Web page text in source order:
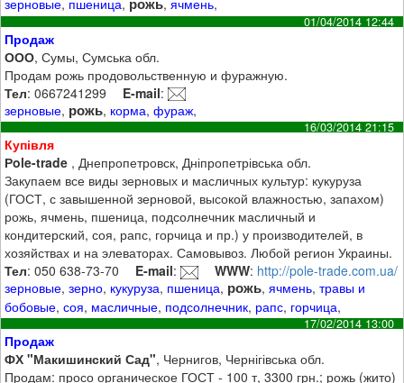
01/04/2014 12:44
Продаж
ООО, Сумы, Сумська обл.
Продам рожь продовольственную и фуражную.
Тел: 0667241299 E-mail:
зерновые, рожь, корма,фураж,
16/03/2014 21:15
Купівля
Рole-trade , Днепропетровск, Дніпропетрівська обл.
Закупаем все виды зерновых и масличных культур: кукуруза
(ГОСТ, с завышенной зерновой, высокой влажностью, запахом)
рожь, ячмень, пшеница, подсолнечник масличный и
кондитерский, соя, рапс, горчица и пр.) у производителей, в
хозяйствах и на элеваторах. Самовывоз. Любой регион Украины.
Тел: 050 638-73-70 E-mail: WWW: http://pole-trade.com.ua/
зерновые,зерно, кукуруза, пшеница, рожь,ячмень,травы и
бобовые,соя, масличные, подсолнечник, рапс, горчица,
17/02/2014 13:00
Продаж
ФХ "Макишинский Сад", Чернигов, Чернігівська обл.
Продам: просо органическое ГОСТ - 100 т, 3300 грн.; рожь (жито)